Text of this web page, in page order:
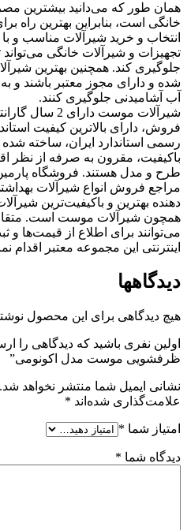
همان طور که می‌دانید بیشترین
خانگی است، بنابراین بهترین
انتخاب و خرید شیرآلات مناسب و
تجهیزات و شیرآلات خانگی
جلوگیری کند. همچنین بهترین
شده و دارای مجوز معتبر باشند و
آب آشامیدنی جلوگیری کنند.
فروش، دارای بالاترین کیفیت
رسمی استاندارد ایران، ساخته
باکیفیت، مقرون به صرفه از نظر
طرح و مدل هستند. فروشگاه
مراجع فروش انواع شیرآلات
دهنده بهترین و باکیفیت‌ترین
همچون شیرآلات موست است.
می‌توانند برای اطلاع از قیمت‌ها
اینترنتی این مجموعه معتبر اقدام
دیدگاهها
هیچ دیدگاهی برای این محصول
اولین نفری باشید که دیدگاهی را
ظرفشویی موست مدل اکونومی”
نشانی ایمیل شما منتشر نخواهد شد.
علامت‌گذاری شده‌اند *
امتیاز شما *
دیدگاه شما *